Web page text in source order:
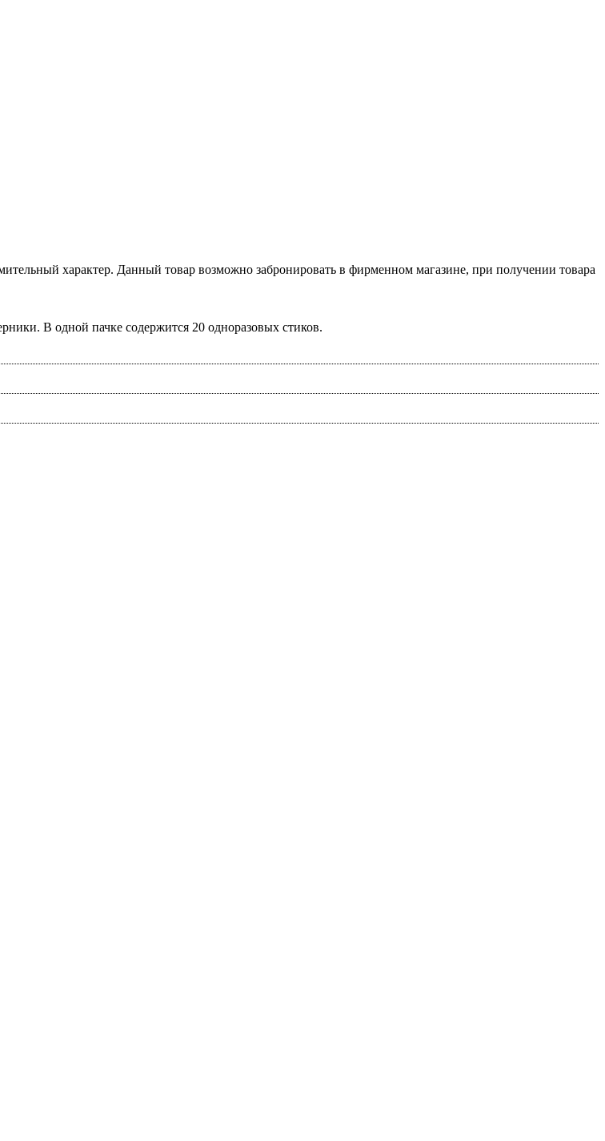
характер. Данный товар возможно забронировать в фирменном магазине, при получении товара
В одной пачке содержится 20 одноразовых стиков.